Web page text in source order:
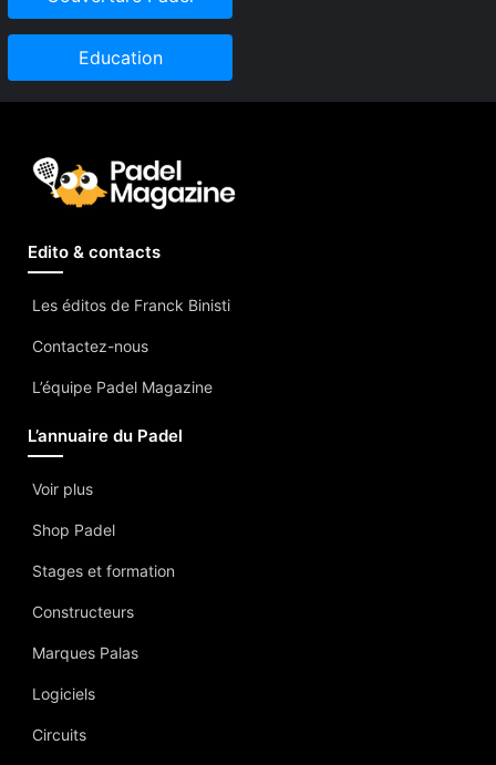
Education
Edito & contacts
Les éditos de Franck Binisti
Contactez-nous
L’équipe Padel Magazine
L’annuaire du Padel
Voir plus
Shop Padel
Stages et formation
Constructeurs
Marques Palas
Logiciels
Circuits